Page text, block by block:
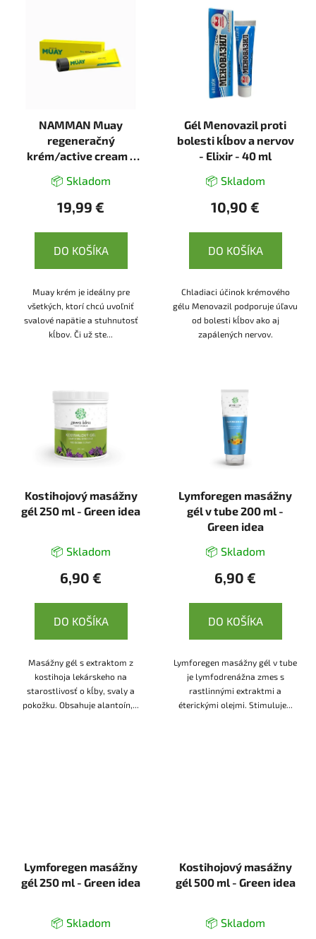
NAMMAN Muay
regeneračný
krém/active cream -
📦 Skladom
19,99 €
DO KOŠÍKA
Muay krém je ideálny pre
všetkých, ktorí chcú uvoľniť
svalové napätie a stuhnutosť
kĺbov. Či už ste...
Gél Menovazil proti
bolesti kĺbov a nervov
- Elixir - 40 ml
📦 Skladom
10,90 €
DO KOŠÍKA
Chladiaci účinok krémového
gélu Menovazil podporuje úľavu
od bolesti kĺbov ako aj
zapálených nervov.
Kostihojový masážny
gél 250 ml - Green idea
📦 Skladom
6,90 €
DO KOŠÍKA
Masážny gél s extraktom z
kostihoja lekárskeho na
starostlivosť o kĺby, svaly a
pokožku. Obsahuje alantoín,...
Lymforegen masážny
gél v tube 200 ml -
Green idea
📦 Skladom
6,90 €
DO KOŠÍKA
Lymforegen masážny gél v tube
je lymfodrenážna zmes s
rastlinnými extraktmi a
éterickými olejmi. Stimuluje...
Lymforegen masážny
gél 250 ml - Green idea
📦 Skladom
Kostihojový masážny
gél 500 ml - Green idea
📦 Skladom